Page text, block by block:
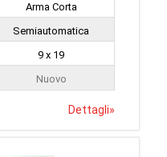
Arma Corta
Semiautomatica
9 x 19
Nuovo
Dettagli»